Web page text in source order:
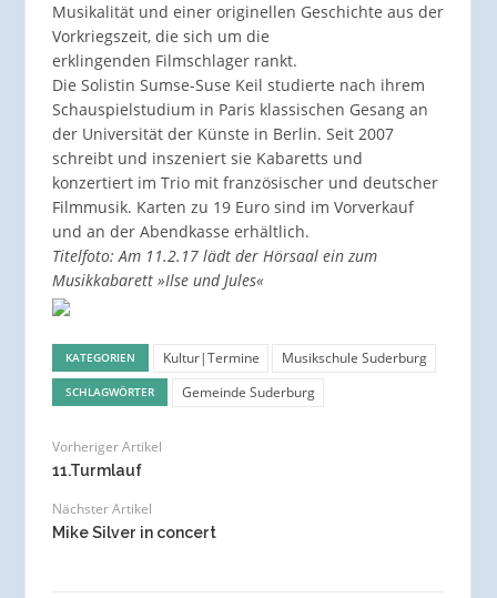
Musikalität und einer originellen Geschichte aus der
Vorkriegszeit, die sich um die
erklingenden Filmschlager rankt.
Die Solistin Sumse-Suse Keil studierte nach ihrem
Schauspielstudium in Paris klassischen Gesang an
der Universität der Künste in Berlin. Seit 2007
schreibt und inszeniert sie Kabaretts und
konzertiert im Trio mit französischer und deutscher
Filmmusik. Karten zu 19 Euro sind im Vorverkauf
und an der Abendkasse erhältlich.
Titelfoto: Am 11.2.17 lädt der Hörsaal ein zum
Musikkabarett »Ilse und Jules«
KATEGORIEN Kultur|Termine Musikschule Suderburg
SCHLAGWÖRTER Gemeinde Suderburg
Vorheriger Artikel
11.Turmlauf
Nächster Artikel
Mike Silver in concert